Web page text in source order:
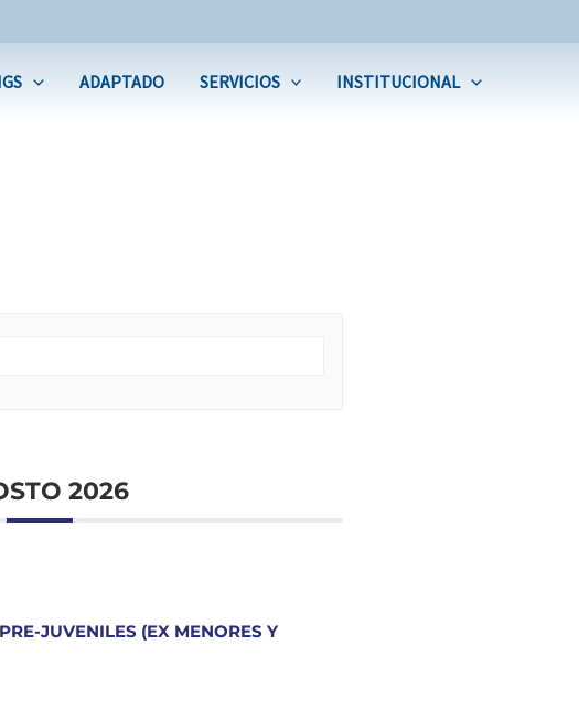
ADAPTADO SERVICIOS INSTITUCIONAL
2026
JUVENILES (EX MENORES Y